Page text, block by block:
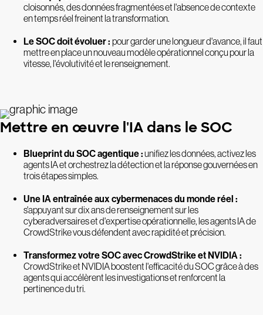
cloisonnés, des données fragmentées et l'absence de contexte
en temps réel freinent la transformation.
Le SOC doit évoluer : pour garder une longueur d'avance, il faut
mettre en place un nouveau modèle opérationnel conçu pour la
vitesse, l'évolutivité et le renseignement.
Mettre en œuvre l'IA dans le SOC
Blueprint du SOC agentique :unifiez les données, activez les
agents IA et orchestrez la détection et la réponse gouvernées en
trois étapes simples.
Une IA entraînée aux cybermenaces du monde réel :
s'appuyant sur dix ans de renseignement sur les
cyberadversaires et d'expertise opérationnelle, les agents IA de
CrowdStrike vous défendent avec rapidité et précision.
Transformez votre SOC avec CrowdStrike et NVIDIA :
CrowdStrike et NVIDIA boostent l'efficacité du SOC grâce à des
agents qui accélèrent les investigations et renforcent la
pertinence du tri.